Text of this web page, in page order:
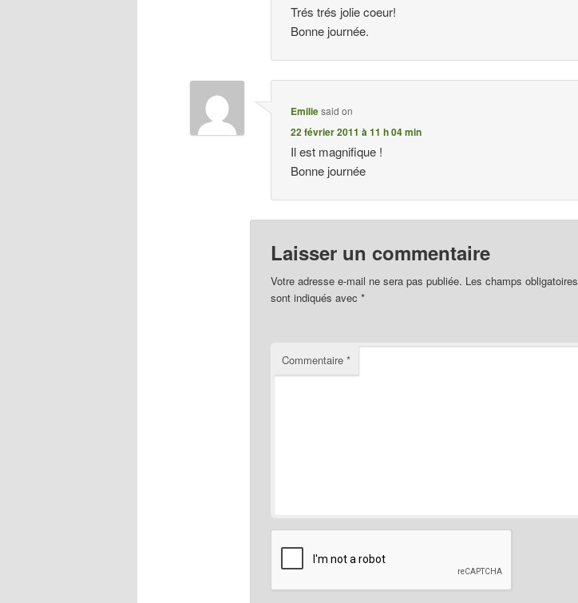
Trés trés jolie coeur!
Bonne journée.
Emiliesaid on
22 février 2011 à 11 h 04 min
Il est magnifique !
Bonne journée
Laisser un commentaire
Votre adresse e-mail ne sera pas publiée. Les champs obligatoires
sont indiqués avec *
Commentaire *